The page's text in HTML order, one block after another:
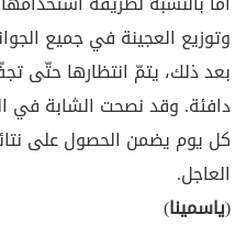
وتوزيع العجينة في جميع
بعد ذلك، يتمّ انتظارها حتّى
دافئة. وقد نصحت الشابة في
كل يوم يضمن الحصول على
العاجل.
(ياسمينا)